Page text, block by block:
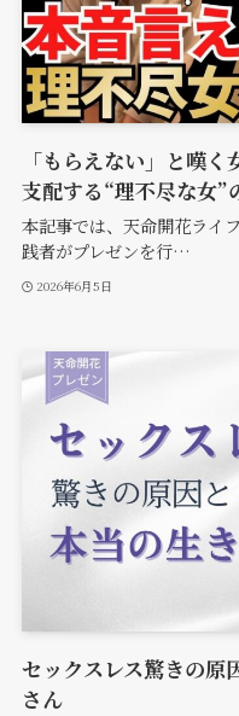
「もらえない」と嘆
支配する“理不尽な女”
本記事では、天命開花ライ
践者がプレゼンを行…
2026年6月5日
セックスレス驚きの原
さん